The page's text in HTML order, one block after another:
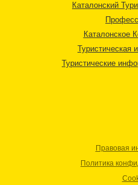
Каталонский
Каталонское
Туристическая
Туристические
Правовая
Политика